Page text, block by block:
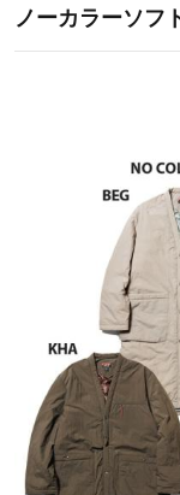
ノーカラーソフ